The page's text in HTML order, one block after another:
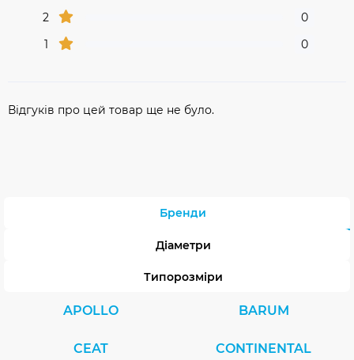
2
0
1
0
Відгуків про цей товар ще не було.
Бренди
Діаметри
Типорозміри
APOLLO BARUM
CEAT CONTINENTAL